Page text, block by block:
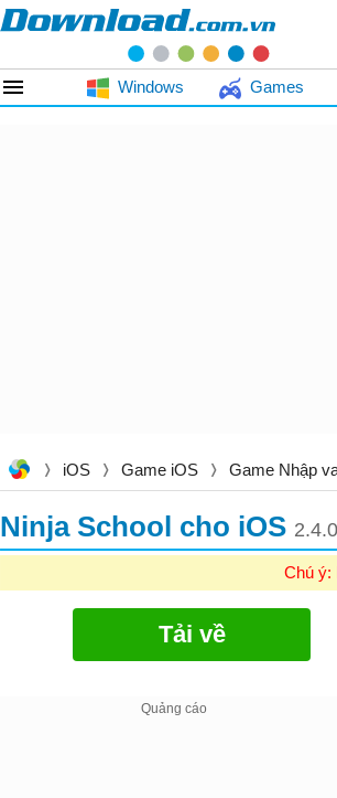
Windows Games
iOS Game iOS Game Nhập
Ninja School cho iOS 2.4.0
Chú ý:
Tải về